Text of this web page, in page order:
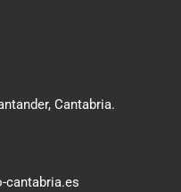
Cantabria.
cantabria.es